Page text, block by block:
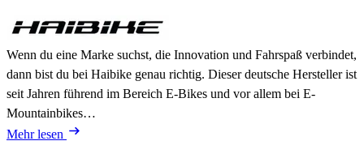
Wenn du eine Marke suchst, die Innovation und Fahrspaß verbindet,
dann bist du bei Haibike genau richtig. Dieser deutsche Hersteller ist
seit Jahren führend im Bereich E-Bikes und vor allem bei E-
Mountainbikes…
Mehr lesen